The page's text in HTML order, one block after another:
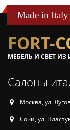
Made in Italy
FORT-
МЕБЕЛЬ И СВЕТ ИЗ
Салоны
Москва, ул.
Сочи, ул.